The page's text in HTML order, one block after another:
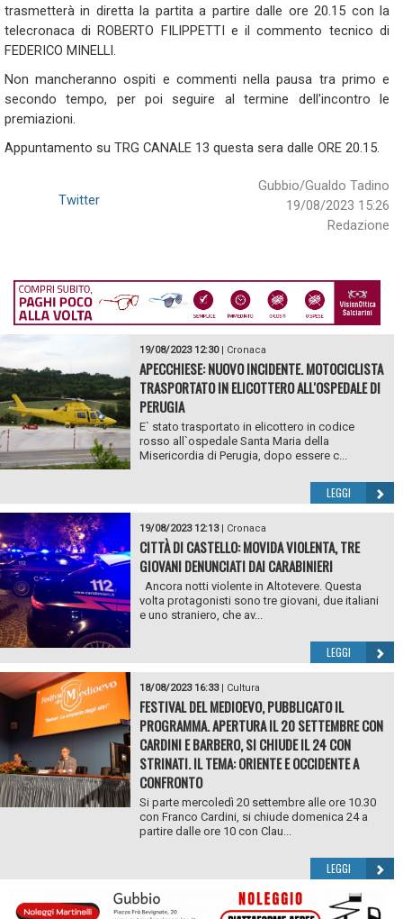
trasmetterà in diretta la partita a partire dalle ore 20.15 con la
telecronaca di ROBERTO FILIPPETTI e il commento tecnico di
FEDERICO MINELLI.
Non mancheranno ospiti e commenti nella pausa tra primo e
secondo tempo, per poi seguire al termine dell'incontro le
premiazioni.
Appuntamento su TRG CANALE 13 questa sera dalle ORE 20.15.
Gubbio/Gualdo Tadino
19/08/2023 15:26
Redazione
Twitter
19/08/2023 12:30| Cronaca
APECCHIESE: NUOVO INCIDENTE. MOTOCICLISTA
TRASPORTATO IN ELICOTTERO ALL'OSPEDALE DI
PERUGIA
E` stato trasportato in elicottero in codice
rosso all`ospedale Santa Maria della
Misericordia di Perugia, dopo essere c...
LEGGI
19/08/2023 12:13| Cronaca
CITTÀ DI CASTELLO: MOVIDA VIOLENTA, TRE
GIOVANI DENUNCIATI DAI CARABINIERI
Ancora notti violente in Altotevere. Questa
volta protagonisti sono tre giovani, due italiani
e uno straniero, che av...
LEGGI
18/08/2023 16:33| Cultura
FESTIVAL DEL MEDIOEVO, PUBBLICATO IL
PROGRAMMA. APERTURA IL 20 SETTEMBRE CON
CARDINI E BARBERO, SI CHIUDE IL 24 CON
STRINATI. IL TEMA: ORIENTE E OCCIDENTE A
CONFRONTO
Si parte mercoledì 20 settembre alle ore 10.30
con Franco Cardini, si chiude domenica 24 a
partire dalle ore 10 con Clau...
LEGGI